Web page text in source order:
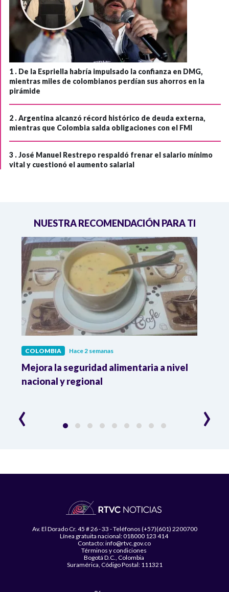
1 . De la Espriella habría impulsado la confianza en DMG,
mientras miles de colombianos perdían sus ahorros en la
pirámide
2 .Argentina alcanzó récord histórico de deuda externa,
mientras que Colombia salda obligaciones con el FMI
3 .José Manuel Restrepo respaldó frenar el salario mínimo
vital y cuestionó el aumento salarial
NUESTRA RECOMENDACIÓN PARA TI
COLOMBIA Hace 2 semanas
Mejora la seguridad alimentaria a nivel
nacional y regional
‹ ›
Av. El Dorado Cr. 45 # 26 - 33 - Teléfonos (+57)(601) 2200700
Línea gratuita nacional: 018000 123 414
Contacto: info@rtvc.gov.co
Términos y condiciones
Bogotá D.C., Colombia
Suramérica, Código Postal: 111321